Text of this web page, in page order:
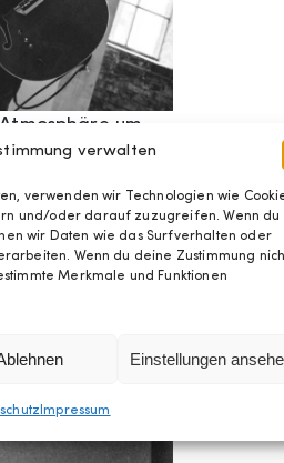
verwalten
verwenden wir Technologien wie
und/oder darauf zuzugreifen. Wenn du
wir Daten wie das Surfverhalten oder
Wenn du deine Zustimmung
Merkmale und Funktionen
Einstellungen
Impressum
um
neue Ära der
hinter dem
falsche Linke?
Schulterschluss
rather be a